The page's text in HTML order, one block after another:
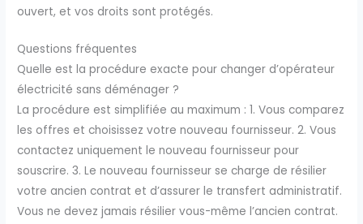
ouvert, et vos droits sont protégés.
Questions fréquentes
Quelle est la procédure exacte pour changer d’opérateur
électricité sans déménager ?
La procédure est simplifiée au maximum : 1. Vous comparez
les offres et choisissez votre nouveau fournisseur. 2. Vous
contactez uniquement le nouveau fournisseur pour
souscrire. 3. Le nouveau fournisseur se charge de résilier
votre ancien contrat et d’assurer le transfert administratif.
Vous ne devez jamais résilier vous-même l’ancien contrat.